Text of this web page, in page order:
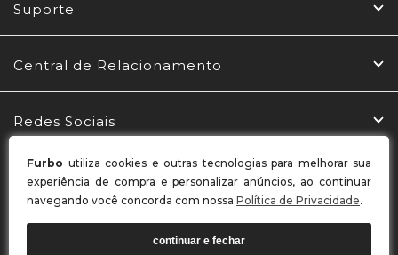
Furbo utiliza cookies e outras tecnologias para melhorar sua
experiência de compra e personalizar anúncios, ao continuar
navegando você concorda com nossa Política de Privacidade.
continuar e fechar
Suporte
Central de Relacionamento
Redes Sociais
Formas de Pagamento